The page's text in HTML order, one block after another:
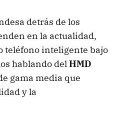
detrás de los
en la actualidad,
teléfono inteligente bajo
hablando delHMD
gama media que
y la